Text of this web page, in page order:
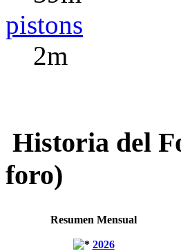
pistons
2m
Historia del
foro)
Resumen Mensual
2026